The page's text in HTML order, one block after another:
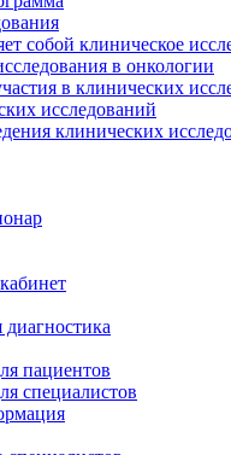
собой клиническое
в онкологии
в клинических
исследований
клинических
диагностика
пациентов
специалистов